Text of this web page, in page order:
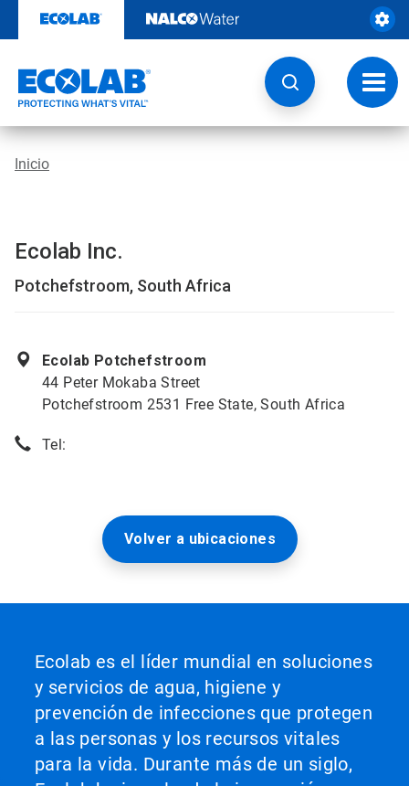
contenido
Botón
de
Inicio
Ecolab Inc.
Potchefstroom, South Africa
Ecolab Potchefstroom
44 Peter Mokaba Street
Potchefstroom 2531 Free State, South Africa
Tel:
Volver a ubicaciones
Ecolab es el líder mundial en soluciones
y servicios de agua, higiene y
prevención de infecciones que protegen
a las personas y los recursos vitales
para la vida. Durante más de un siglo,